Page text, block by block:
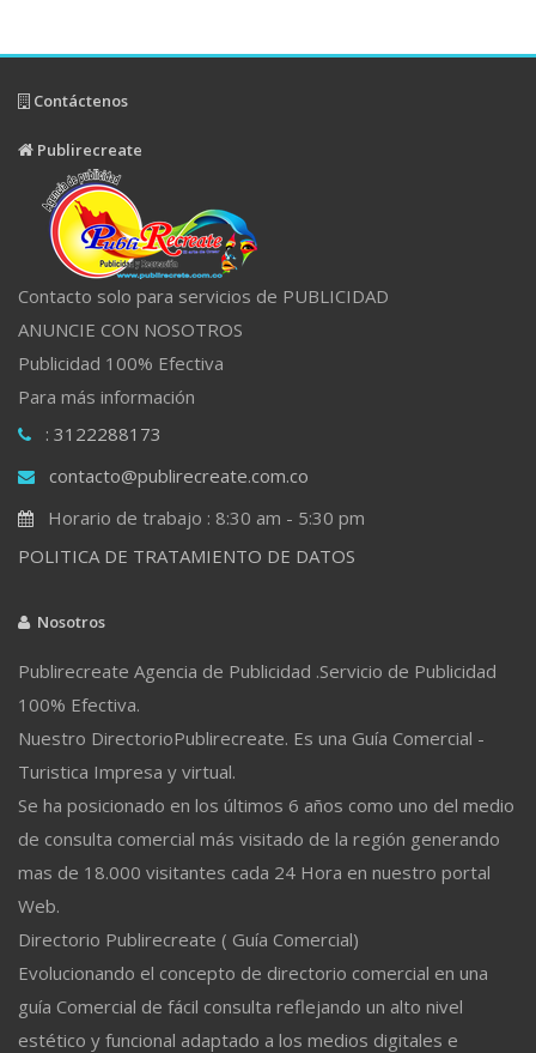
Contáctenos
Publirecreate
Contacto solo para servicios de PUBLICIDAD
ANUNCIE CON NOSOTROS
Publicidad 100% Efectiva
Para más información
: 3122288173
contacto@publirecreate.com.co
Horario de trabajo : 8:30 am - 5:30 pm
POLITICA DE TRATAMIENTO DE DATOS
Nosotros
Publirecreate Agencia de Publicidad .Servicio de Publicidad
100% Efectiva.
Nuestro DirectorioPublirecreate. Es una Guía Comercial -
Turistica Impresa y virtual.
Se ha posicionado en los últimos 6 años como uno del medio
de consulta comercial más visitado de la región generando
mas de 18.000 visitantes cada 24 Hora en nuestro portal
Web.
Directorio Publirecreate ( Guía Comercial)
Evolucionando el concepto de directorio comercial en una
guía Comercial de fácil consulta reflejando un alto nivel
estético y funcional adaptado a los medios digitales e